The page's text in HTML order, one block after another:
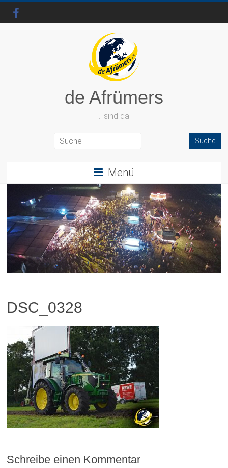
de Afrümers
… sind da!
Menü
DSC_0328
Schreibe einen Kommentar